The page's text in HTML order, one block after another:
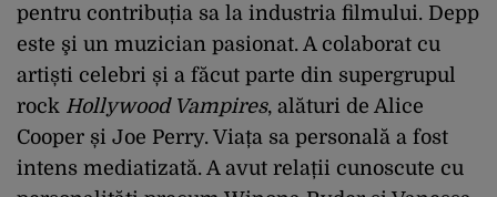
pentru contribuția sa la industria filmului. Depp
este şi un muzician pasionat. A colaborat cu
artiști celebri și a făcut parte din supergrupul
rock Hollywood Vampires, alături de Alice
Cooper și Joe Perry. Viața sa personală a fost
intens mediatizată. A avut relații cunoscute cu